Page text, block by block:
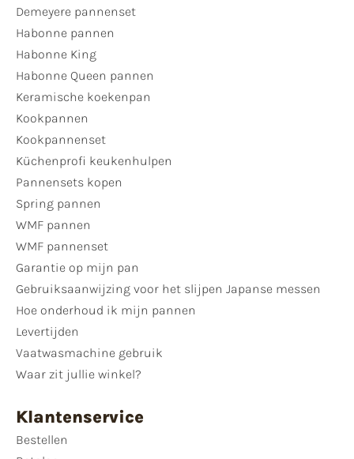
Demeyere pannenset
Habonne pannen
Habonne King
Habonne Queen pannen
Keramische koekenpan
Kookpannen
Kookpannenset
Küchenprofi keukenhulpen
Pannensets kopen
Spring pannen
WMF pannen
WMF pannenset
Garantie op mijn pan
Gebruiksaanwijzing voor het slijpen Japanse messen
Hoe onderhoud ik mijn pannen
Levertijden
Vaatwasmachine gebruik
Waar zit jullie winkel?
Klantenservice
Bestellen